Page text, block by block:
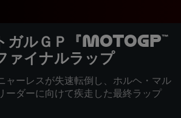
ガルＧＰ『MotoGP™
ァイナルラップ
ャーレスが失速転倒し、ホルヘ・マル
ーダーに向けて疾走した最終ラップ